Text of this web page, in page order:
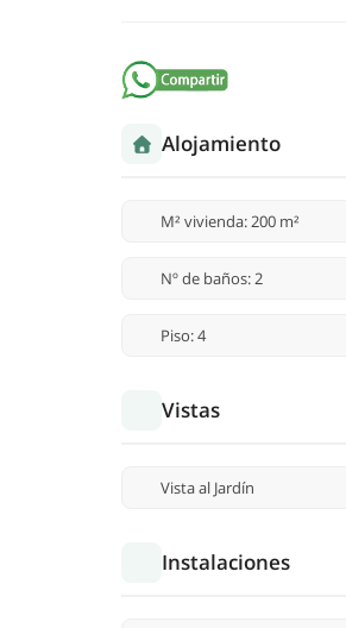
Alojamiento
M² vivienda: 200 m²
Nº de baños: 2
Piso: 4
Vistas
Vista al Jardín
Instalaciones